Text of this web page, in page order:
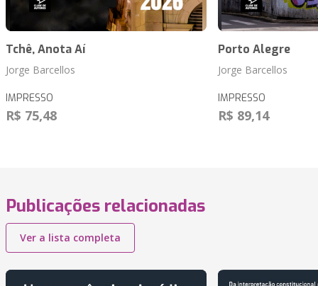
Tchê, Anota Aí
Jorge Barcellos
IMPRESSO
R$ 75,48
Porto Alegre
Jorge Barcellos
IMPRESSO
R$ 89,14
Publicações relacionadas
Ver a lista completa